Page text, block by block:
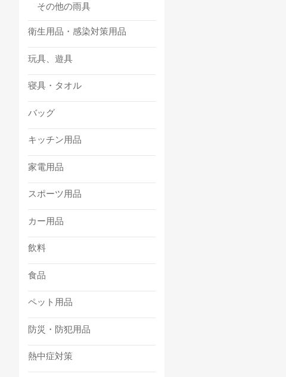
その他の雨具
衛生用品・感染対策用品
玩具、遊具
寝具・タオル
バッグ
キッチン用品
家電用品
スポーツ用品
カー用品
飲料
食品
ペット用品
防災・防犯用品
熱中症対策